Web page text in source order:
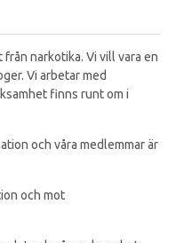
narkotika. Vi vill vara en
Vi arbetar med
finns runt om i
och våra medlemmar är
och mot